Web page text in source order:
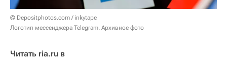
© Depositphotos.com / inkytape
Логотип мессенджера Telegram. Архивное фото
Читать ria.ru в